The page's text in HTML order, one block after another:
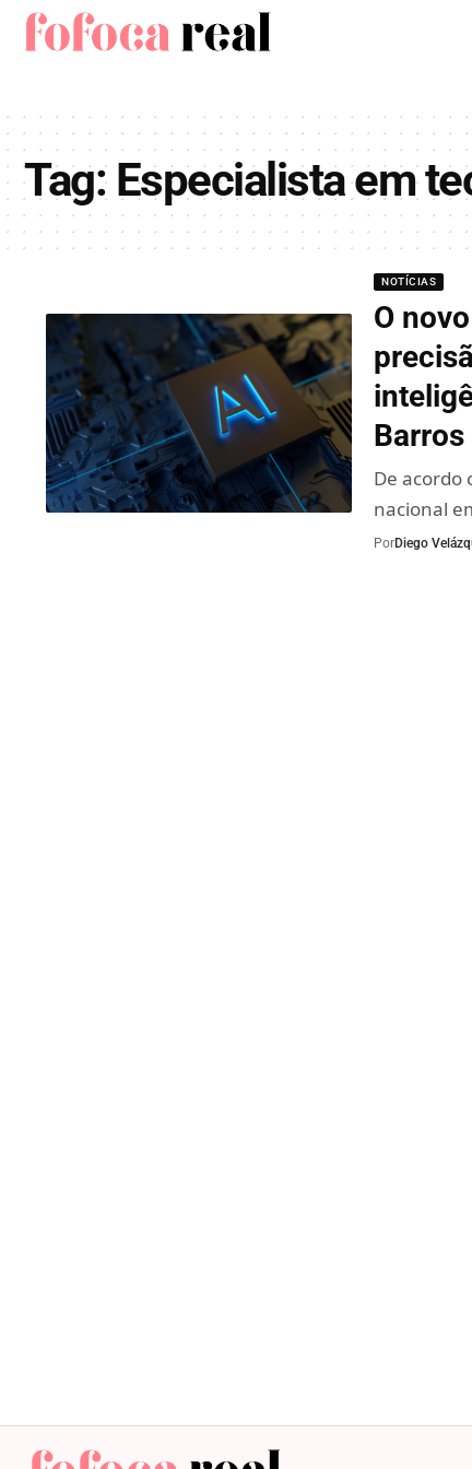
Tag: Especialista em
NOTÍCIAS
O
Barros
De acordo
nacional
PorDiego